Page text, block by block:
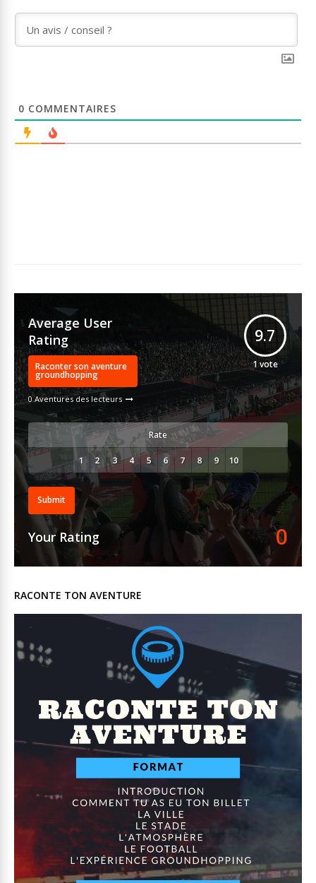
0 COMMENTAIRES
Average User
Rating
Raconter son aventure
groundhopping
0 Aventures des lecteurs
9.7
1vote
Rate
Submit
Your Rating 0
RACONTE TON AVENTURE